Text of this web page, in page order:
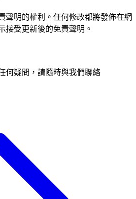
聲明的權利。任何修改都將發佈在網
接受更新後的免責聲明。
何疑問，請隨時與我們聯絡